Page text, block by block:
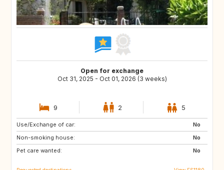
Open for exchange
Oct 31, 2025 - Oct 01, 2026 (3 weeks)
9 2 5
Use/Exchange of car:
No
Non-smoking house:
No
Pet care wanted:
No
ES
HR
GR